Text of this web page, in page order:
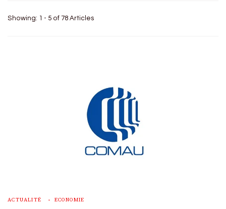
Showing: 1 - 5 of 78 Articles
ACTUALITÉ ECONOMIE